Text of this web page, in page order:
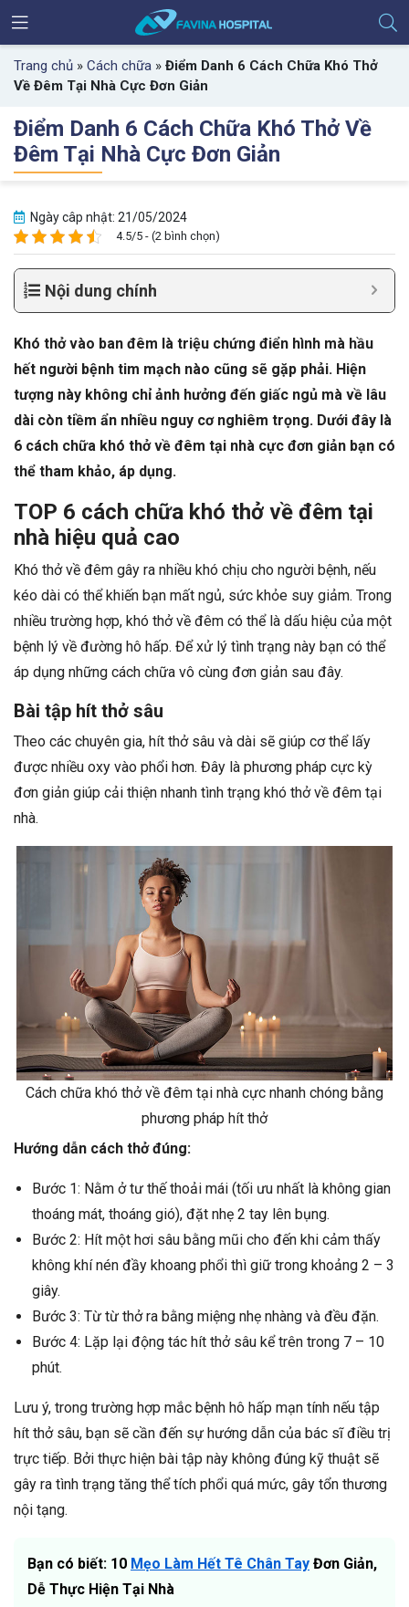
Trang chủ » Cách chữa » Điểm Danh 6 Cách Chữa Khó Thở
Về Đêm Tại Nhà Cực Đơn Giản
Điểm Danh 6 Cách Chữa Khó Thở Về
Đêm Tại Nhà Cực Đơn Giản
Ngày câp nhật: 21/05/2024
4.5/5 - (2 bình chọn)
Nội dung chính
Khó thở vào ban đêm là triệu chứng điển hình mà hầu
hết người bệnh tim mạch nào cũng sẽ gặp phải. Hiện
tượng này không chỉ ảnh hưởng đến giấc ngủ mà về lâu
dài còn tiềm ẩn nhiều nguy cơ nghiêm trọng. Dưới đây là
6 cách chữa khó thở về đêm tại nhà cực đơn giản bạn có
thể tham khảo, áp dụng.
TOP 6 cách chữa khó thở về đêm tại
nhà hiệu quả cao
Khó thở về đêm gây ra nhiều khó chịu cho người bệnh, nếu
kéo dài có thể khiến bạn mất ngủ, sức khỏe suy giảm. Trong
nhiều trường hợp, khó thở về đêm có thể là dấu hiệu của một
bệnh lý về đường hô hấp. Để xử lý tình trạng này bạn có thể
áp dụng những cách chữa vô cùng đơn giản sau đây.
Bài tập hít thở sâu
Theo các chuyên gia, hít thở sâu và dài sẽ giúp cơ thể lấy
được nhiều oxy vào phổi hơn. Đây là phương pháp cực kỳ
đơn giản giúp cải thiện nhanh tình trạng khó thở về đêm tại
nhà.
Cách chữa khó thở về đêm tại nhà cực nhanh chóng bằng
phương pháp hít thở
Hướng dẫn cách thở đúng:
Bước 1: Nằm ở tư thế thoải mái (tối ưu nhất là không gian
thoáng mát, thoáng gió), đặt nhẹ 2 tay lên bụng.
Bước 2: Hít một hơi sâu bằng mũi cho đến khi cảm thấy
không khí nén đầy khoang phổi thì giữ trong khoảng 2 – 3
giây.
Bước 3: Từ từ thở ra bằng miệng nhẹ nhàng và đều đặn.
Bước 4: Lặp lại động tác hít thở sâu kể trên trong 7 – 10
phút.
Lưu ý, trong trường hợp mắc bệnh hô hấp mạn tính nếu tập
hít thở sâu, bạn sẽ cần đến sự hướng dẫn của bác sĩ điều trị
trực tiếp. Bởi thực hiện bài tập này không đúng kỹ thuật sẽ
gây ra tình trạng tăng thể tích phổi quá mức, gây tổn thương
nội tạng.
Bạn có biết: 10 Mẹo Làm Hết Tê Chân Tay Đơn Giản,
Dễ Thực Hiện Tại Nhà